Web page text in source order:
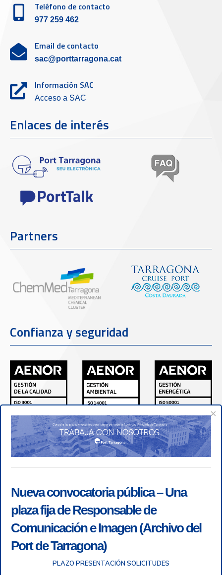
Teléfono de contacto
977 259 462
Email de contacto
sac@porttarragona.cat
Información SAC
Acceso a SAC
Enlaces de interés
Partners
Confianza y seguridad
×
Nueva convocatoria pública – Una
plaza fija de Responsable de
Comunicación e Imagen (Archivo del
Port de Tarragona)
PLAZO PRESENTACIÓN SOLICITUDES